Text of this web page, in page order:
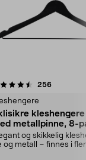
256
metallpinne, 8-
og skikkelig
og metall – finnes i
4.5av 5 stjerner